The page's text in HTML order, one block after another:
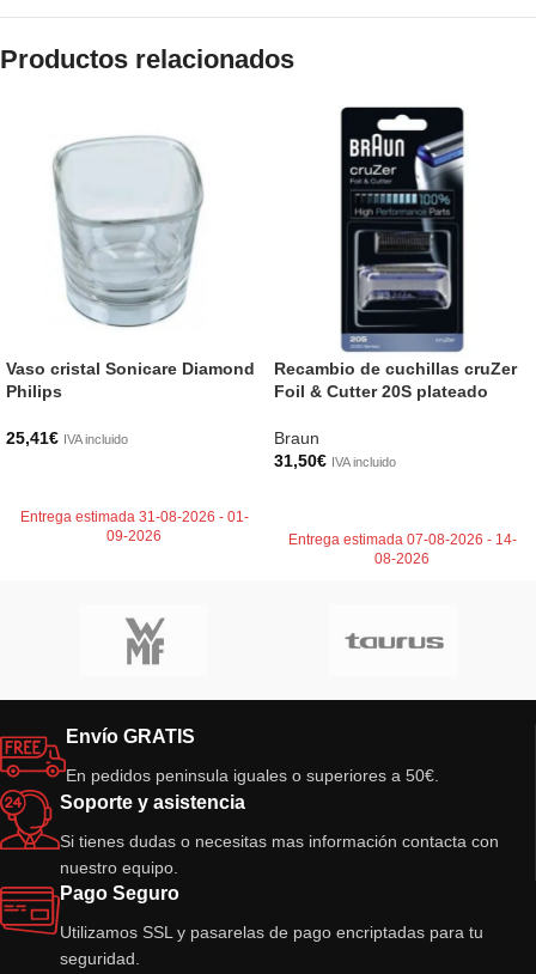
Productos relacionados
Vaso cristal Sonicare Diamond
Philips
25,41€ IVA incluido
Entrega estimada 31-08-2026 - 01-
09-2026
Recambio de cuchillas cruZer
Foil & Cutter 20S plateado
Braun
31,50€ IVA incluido
Entrega estimada 07-08-2026 - 14-
08-2026
Envío GRATIS
En pedidos peninsula iguales o superiores a 50€.
Soporte y asistencia
Si tienes dudas o necesitas mas información contacta con
nuestro equipo.
Pago Seguro
Utilizamos SSL y pasarelas de pago encriptadas para tu
seguridad.